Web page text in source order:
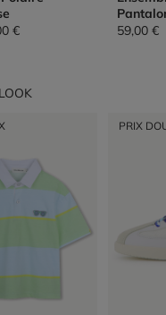
€
59,00 €
PRIX